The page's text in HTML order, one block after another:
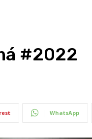
#2022
WhatsApp